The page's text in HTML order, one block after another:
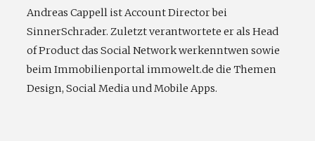
Andreas Cappell ist Account Director bei
SinnerSchrader. Zuletzt verantwortete er als Head
of Product das Social Network werkenntwen sowie
beim Immobilienportal immowelt.de die Themen
Design, Social Media und Mobile Apps.